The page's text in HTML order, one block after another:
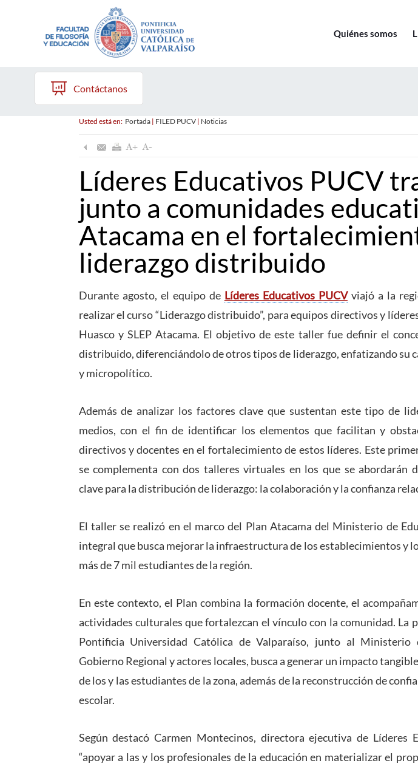
Quiénes somos
Contáctanos
Usted está en: Portada| FILED PUCV| Noticias
Líderes Educativos PUCV
junto a comunidades
Atacama en el
liderazgo distribuido
Durante agosto, el equipo de Líderes Educativos PUCVviajó a la
realizar el curso “Liderazgo distribuido”, para equipos directivos y
Huasco y SLEP Atacama. El objetivo de este taller fue definir el
distribuido, diferenciándolo de otros tipos de liderazgo, enfatizando su
y micropolítico.
Además de analizar los factores clave que sustentan este tipo de
medios, con el fin de identificar los elementos que facilitan y
directivos y docentes en el fortalecimiento de estos líderes. Este
se complementa con dos talleres virtuales en los que se abordarán
clave para la distribución de liderazgo: la colaboración y la confianza
El taller se realizó en el marco del Plan Atacama del Ministerio de
integral que busca mejorar la infraestructura de los establecimientos y
más de 7 mil estudiantes de la región.
En este contexto, el Plan combina la formación docente, el
actividades culturales que fortalezcan el vínculo con la comunidad. La
Pontificia Universidad Católica de Valparaíso, junto al Ministerio
Gobierno Regional y actores locales, busca a generar un impacto
de los y las estudiantes de la zona, además de la reconstrucción de
escolar.
Según destacó Carmen Montecinos, directora ejecutiva de Líderes
“apoyar a las y los profesionales de la educación en materializar el